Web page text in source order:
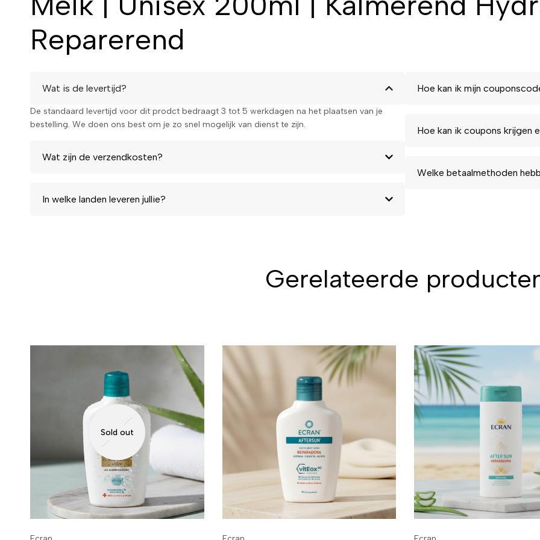
Reparerend
Wat is de levertijd?
De standaard levertijd voor dit prodct bedraagt 3 tot 5 werkdagen na het plaatsen van je
bestelling. We doen ons best om je zo snel mogelijk van dienst te zijn.
Wat zijn de verzendkosten?
In welke landen leveren jullie?
Hoe kan ik mijn
Hoe kan ik coupons krijgen
Welke betaalmethoden
Gerelateerde
Sold out